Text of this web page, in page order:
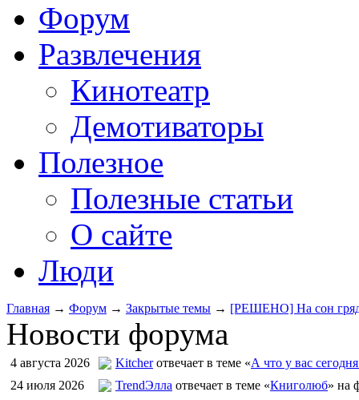
Форум
Развлечения
Кинотеатр
Демотиваторы
Полезное
Полезные статьи
О сайте
Люди
Главная → Форум → Закрытые темы → [РЕШЕНО] На сон
Новости форума
4 августа 2026 Kitcherотвечает в теме «А что у вас
24 июля 2026
TrendЭлла отвечает в теме «Книголюб» на